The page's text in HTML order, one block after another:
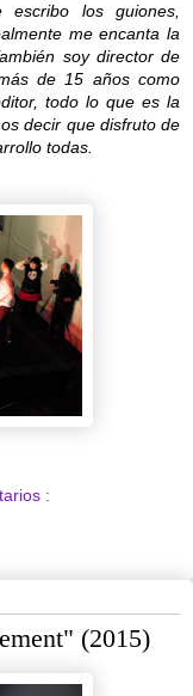
los guiones,
me encanta la
soy director de
de 15 años como
todo lo que es la
decir que disfruto de
todas.
:
(2015)